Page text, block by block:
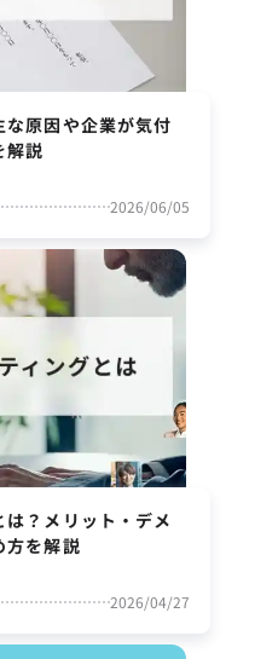
原因や企業が気付
解説
2026/06/05
？メリット・デメ
方を解説
2026/04/27